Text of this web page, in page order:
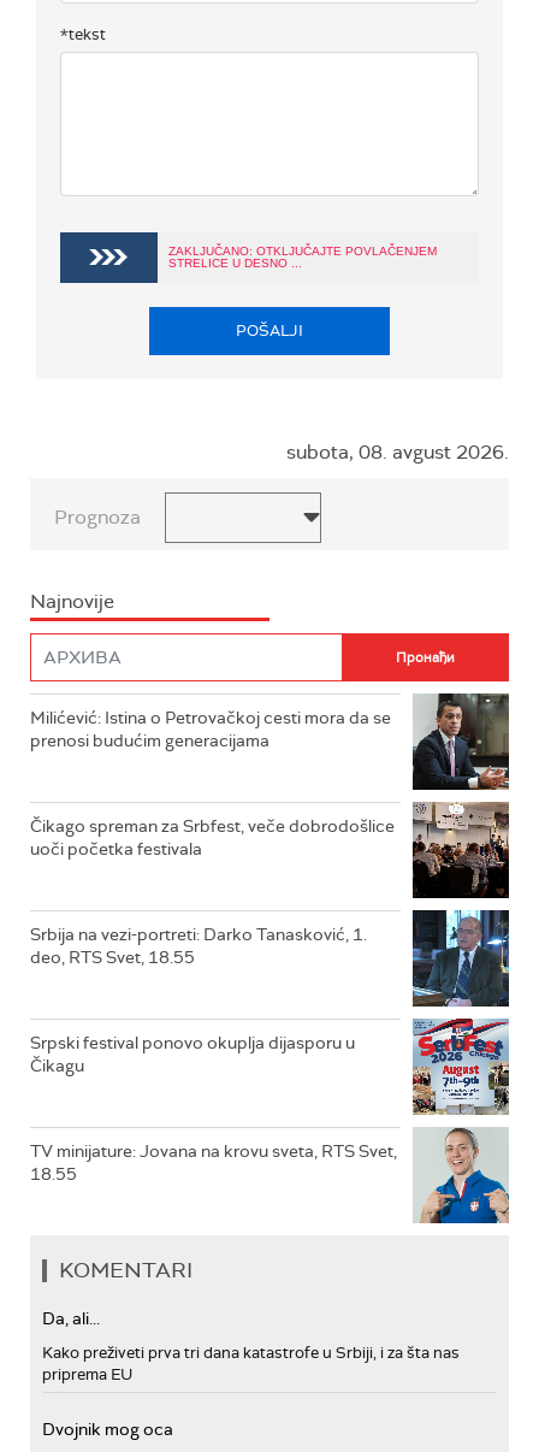
*tekst
ZAKLJUČANO: OTKLJUČAJTE POVLAČENJEM
STRELICE U DESNO ...
POŠALJI
subota, 08. avgust 2026.
Prognoza
Najnovije
Milićević: Istina o Petrovačkoj cesti mora da se
prenosi budućim generacijama
Čikago spreman za Srbfest, veče dobrodošlice
uoči početka festivala
Srbija na vezi-portreti: Darko Tanasković, 1.
deo, RTS Svet, 18.55
Srpski festival ponovo okuplja dijasporu u
Čikagu
TV minijature: Jovana na krovu sveta, RTS Svet,
18.55
KOMENTARI
Da, ali...
Kako preživeti prva tri dana katastrofe u Srbiji, i za šta nas
priprema EU
Dvojnik mog oca